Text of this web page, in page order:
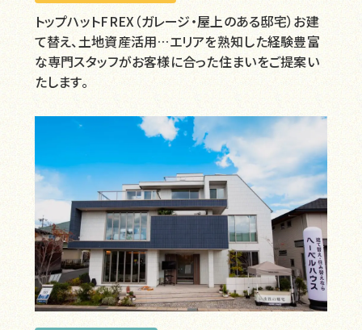
トップハットFREX（ガレージ・屋上のある邸宅）お建
て替え、土地資産活用…エリアを熟知した経験豊富
な専門スタッフがお客様に合った住まいをご提案い
たします。